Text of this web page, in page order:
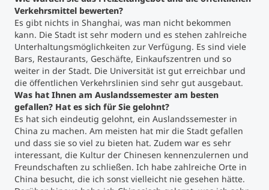
Verkehrsmittel bewerten?
Es gibt nichts in Shanghai, was man nicht bekommen
kann. Die Stadt ist sehr modern und es stehen zahlreiche
Unterhaltungsmöglichkeiten zur Verfügung. Es sind viele
Bars, Restaurants, Geschäfte, Einkaufszentren und so
weiter in der Stadt. Die Universität ist gut erreichbar und
die öffentlichen Verkehrslinien sind sehr gut ausgebaut.
Was hat Ihnen am Auslandssemester am besten
gefallen? Hat es sich für Sie gelohnt?
Es hat sich eindeutig gelohnt, ein Auslandssemester in
China zu machen. Am meisten hat mir die Stadt gefallen
und dass sie so viel zu bieten hat. Zudem war es sehr
interessant, die Kultur der Chinesen kennenzulernen und
Freundschaften zu schließen. Ich habe zahlreiche Orte in
China besucht, die ich sonst vielleicht nie gesehen hätte.